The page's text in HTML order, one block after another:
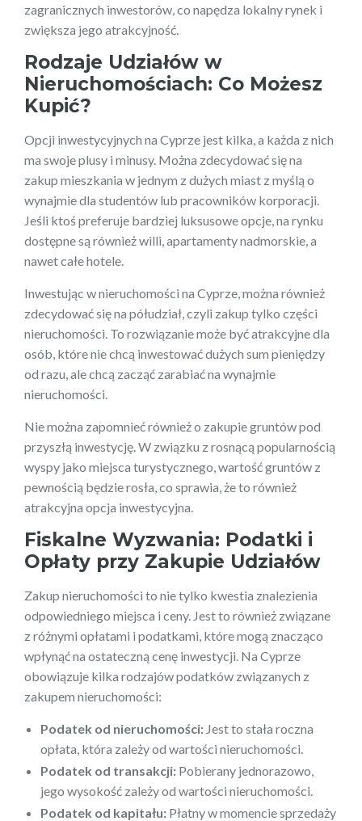
zagranicznych inwestorów, co napędza lokalny rynek i
zwiększa jego atrakcyjność.
Rodzaje Udziałów w
Nieruchomościach: Co Możesz
Kupić?
Opcji inwestycyjnych na Cyprze jest kilka, a każda z nich
ma swoje plusy i minusy. Można zdecydować się na
zakup mieszkania w jednym z dużych miast z myślą o
wynajmie dla studentów lub pracowników korporacji.
Jeśli ktoś preferuje bardziej luksusowe opcje, na rynku
dostępne są również willi, apartamenty nadmorskie, a
nawet całe hotele.
Inwestując w nieruchomości na Cyprze, można również
zdecydować się na półudział, czyli zakup tylko części
nieruchomości. To rozwiązanie może być atrakcyjne dla
osób, które nie chcą inwestować dużych sum pieniędzy
od razu, ale chcą zacząć zarabiać na wynajmie
nieruchomości.
Nie można zapomnieć również o zakupie gruntów pod
przyszłą inwestycję. W związku z rosnącą popularnością
wyspy jako miejsca turystycznego, wartość gruntów z
pewnością będzie rosła, co sprawia, że to również
atrakcyjna opcja inwestycyjna.
Fiskalne Wyzwania: Podatki i
Opłaty przy Zakupie Udziałów
Zakup nieruchomości to nie tylko kwestia znalezienia
odpowiedniego miejsca i ceny. Jest to również związane
z różnymi opłatami i podatkami, które mogą znacząco
wpłynąć na ostateczną cenę inwestycji. Na Cyprze
obowiązuje kilka rodzajów podatków związanych z
zakupem nieruchomości:
Podatek od nieruchomości: Jest to stała roczna
opłata, która zależy od wartości nieruchomości.
Podatek od transakcji: Pobierany jednorazowo,
jego wysokość zależy od wartości nieruchomości.
Podatek od kapitału: Płatny w momencie sprzedaży